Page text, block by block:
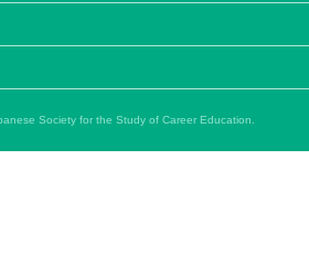
Society for the Study of Career Education.